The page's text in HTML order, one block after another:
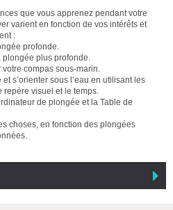
que vous apprenez pendant votre
varient en fonction de vos intérêts et
:
profonde.
plongée plus profonde.
votre compas sous-marin.
s’orienter sous l’eau en utilisant les
repère visuel et le temps.
de plongée et la Table de
choses, en fonction des plongées